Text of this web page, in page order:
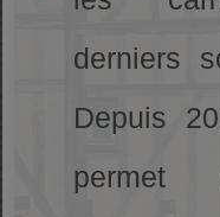
derniers
Depuis
permet